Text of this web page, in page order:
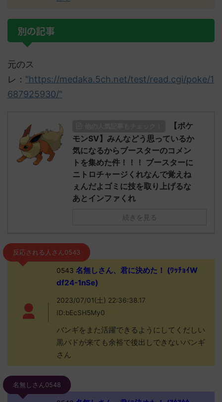
別の記事
元のス
レ： "https://medaka.5ch.net/test/read.cgi/poke/1
687925930/"
【ポケ
モンSV】みんなどう思っているか
気になるからブースターのコメン
トを集めた件！！！ ブースターに
ニトロチャージくれなんで覚えね
ぇんだよゴミに技を取り上げるな
あとインファくれ
続きを見る
反応される人さん0543
0543 名無しさん、君に決めた！ (ﾜｯﾁｮｲW
df24-1nSe)
2023/07/01(土) 22:36:38.17
ID:bEcSH5My0
バンギをまた活躍できるようにしてくだしい
黒バドが来ても余裕で後出しできないバンギ
さん
名無しさん0548